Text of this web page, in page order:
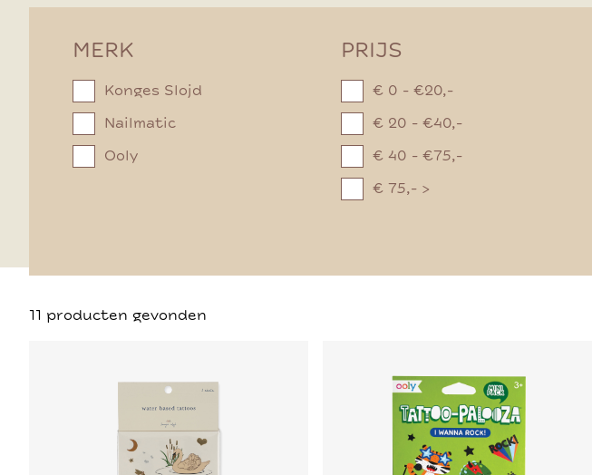
MERK
Konges Slojd
Nailmatic
Ooly
PRIJS
€ 0 - €20,-
€ 20 - €40,-
€ 40 - €75,-
€ 75,- >
11 producten gevonden